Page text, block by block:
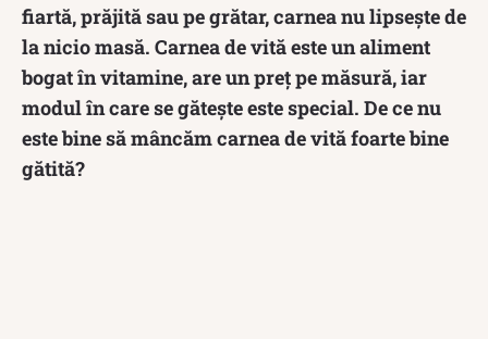
fiartă, prăjită sau pe grătar, carnea nu lipsește de
la nicio masă. Carnea de vită este un aliment
bogat în vitamine, are un preț pe măsură, iar
modul în care se gătește este special. De ce nu
este bine să mâncăm carnea de vită foarte bine
gătită?